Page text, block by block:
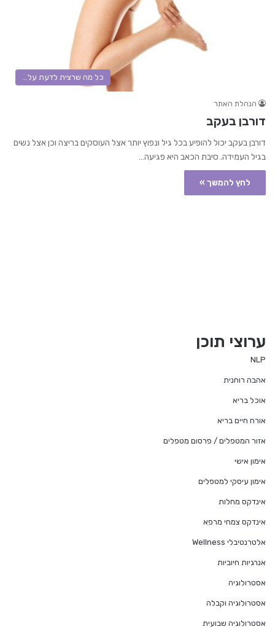
כל מה שרצית לדעת על...
הנהלת האתר
דורבן בעקב
דורבן בעקב יכול להופיע בכל גיל ונפוץ יותר אצל העוסקים בריצה וכן אצל נשים
בגיל העמידה. סיבת הכאב היא פגיעה…
לחץ להמשך »
ערוצי תוכן
NLP
אהבה רוחנית
אוכל בריא
אורח חיים בריא
אזור המטפלים / פרסום מטפלים
אימון אישי
אימון עיסקי למטפלים
אינדקס מחלות
אינדקס צמחי מרפא
אלטרנטיבלי Wellness
אנרגיות חיוביות
אסטרולוגיה
אסטרולוגיה וקבלה
אסטרולוגיה שבועית